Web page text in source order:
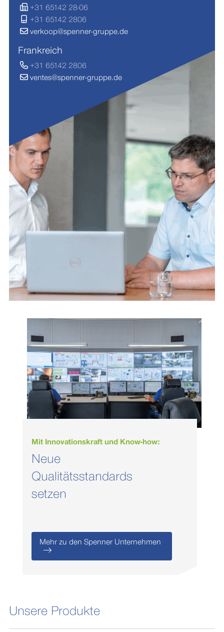
+31 65142 28-06
+31 65142 2806
verkoop@spenner-gruppe.de
Frankreich
+31 65142 2806
ventes@spenner-gruppe.de
Mit Innovationskraft und Know-how:
Neue
Qualitätsstandards
setzen
Mehr zu den Spenner Unternehmen
Unsere Produkte